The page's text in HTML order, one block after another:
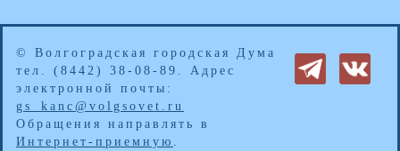
© Волгоградская городская Дума
тел. (8442) 38-08-89. Адрес
электронной почты:
gs_kanc@volgsovet.ru
Обращения направлять в
Интернет-приемную